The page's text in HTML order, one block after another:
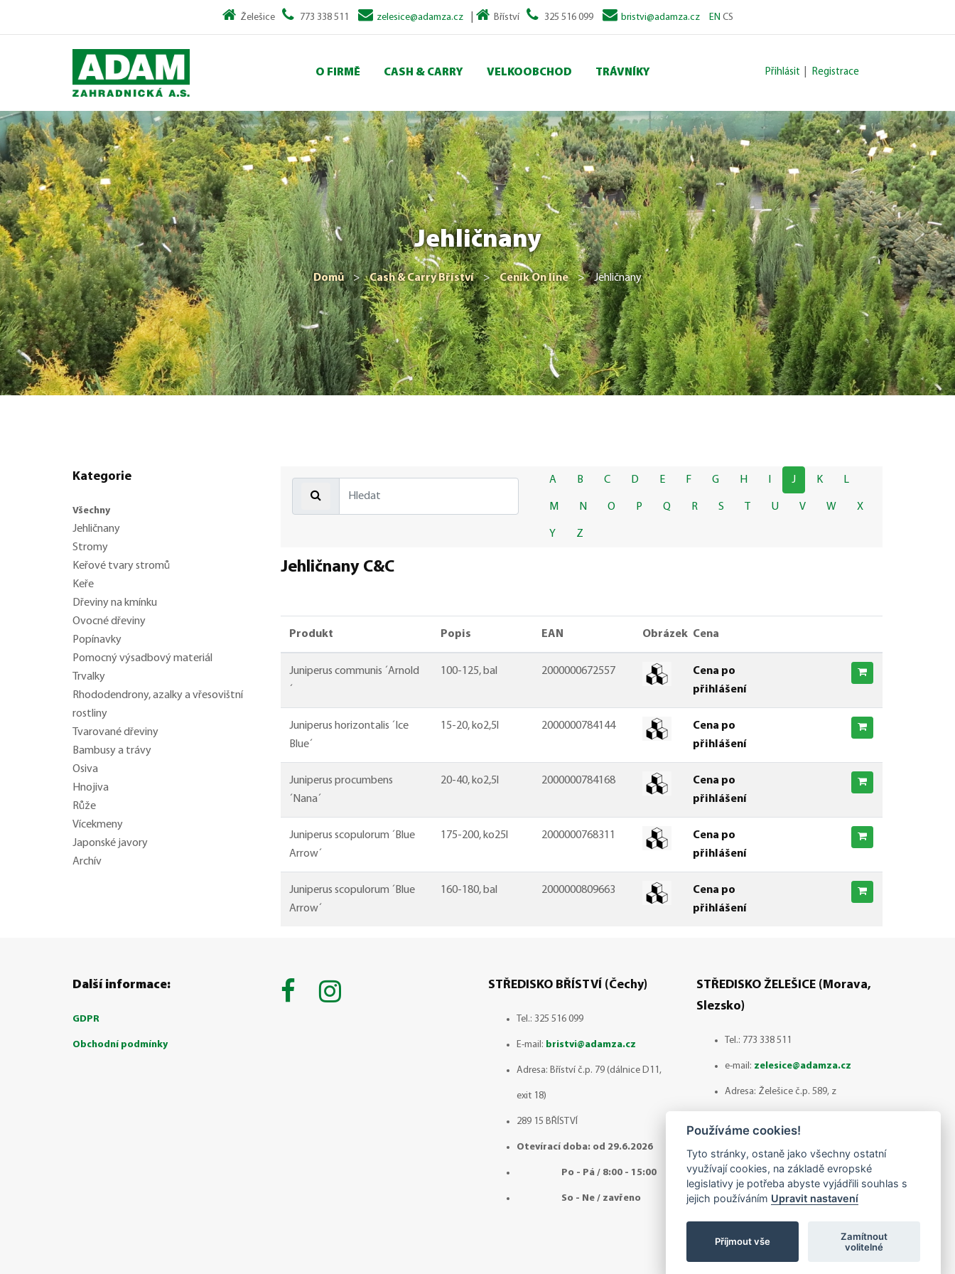
Želešice 773 338 511 zelesice@adamza.cz Bříství 325 516 099 bristvi@adamza.cz EN CS
O FIRMĚ CASH & CARRY VELKOOBCHOD TRÁVNÍKY Přihlásit Registrace
Jehličnany
Domů > Cash & Carry Bříství > Ceník On line > Jehličnany
Kategorie
Všechny
Jehličnany
Stromy
Keřové tvary stromů
Keře
Dřeviny na kmínku
Ovocné dřeviny
Popínavky
Pomocný výsadbový materiál
Trvalky
Rhododendrony, azalky a vřesovištní
rostliny
Tvarované dřeviny
Bambusy a trávy
Osiva
Hnojiva
Růže
Vícekmeny
Japonské javory
Archív
A B C D E F G H J K L
M N O P Q R S U V W X
Y Z
Jehličnany C&C
Produkt Popis EAN Obrázek Cena
Juniperus communis ´Arnold
´
100-125, bal 2000000672557
Cena po
přihlášení
Juniperus horizontalis ´Ice
Blue´
15-20, ko2,5l 2000000784144
Cena po
přihlášení
Juniperus procumbens
´Nana´
20-40, ko2,5l 2000000784168
Cena po
přihlášení
Juniperus scopulorum ´Blue
Arrow´
175-200, ko25l 2000000768311
Cena po
přihlášení
Juniperus scopulorum ´Blue
Arrow´
160-180, bal 2000000809663
Cena po
přihlášení
Další informace:
GDPR
Obchodní podmínky
STŘEDISKO BŘÍSTVÍ (Čechy)
Tel.: 325 516 099
E-mail: bristvi@adamza.cz
Adresa: Bříství č.p. 79 (dálnice D11,
exit 18)
289 15 BŘÍSTVÍ
Otevírací doba: od 29.6.2026
Po - Pá / 8:00 - 15:00
So - Ne / zavřeno
STŘEDISKO ŽELEŠICE (Morava,
Slezsko)
Tel.: 773 338 511
e-mail: zelesice@adamza.cz
Adresa: Želešice č.p. 589, z
Otevírací doba: Červenec - odběr
zboží pouze po předchozí
domluvě!
Po - Pá / 8:00 - 14:30
Používáme cookies!
Tyto stránky, ostaně jako všechny ostatní
využívají cookies, na základě evropské
legislativy je potřeba abyste vyjádřili souhlas s
jejich používáním Upravit nastavení
Příjmout vše
Zamítnout
volitelné